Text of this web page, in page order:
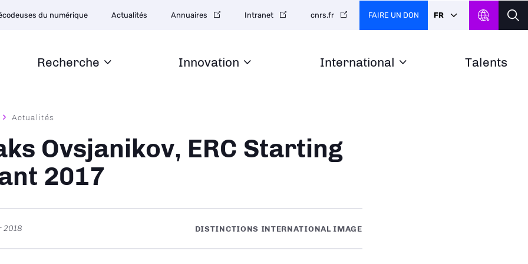
Recherche Innovation International Talents
du numérique Actualités Annuaires Intranet cnrs.fr FAIRE UN DON FR
Actualités
Ovsjanikov, ERC Starting
2017
2018 DISTINCTIONS INTERNATIONAL IMAGE